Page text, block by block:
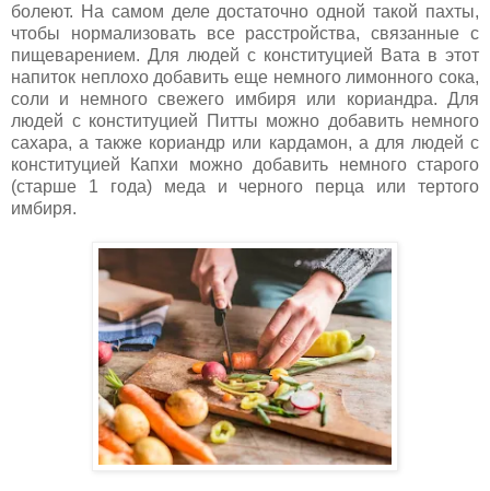
болеют. На самом деле достаточно одной такой пахты,
чтобы нормализовать все расстройства, связанные с
пищеварением. Для людей с конституцией Вата в этот
напиток неплохо добавить еще немного лимонного сока,
соли и немного свежего имбиря или кориандра. Для
людей с конституцией Питты можно добавить немного
сахара, а также кориандр или кардамон, а для людей с
конституцией Капхи можно добавить немного старого
(старше 1 года) меда и черного перца или тертого
имбиря.